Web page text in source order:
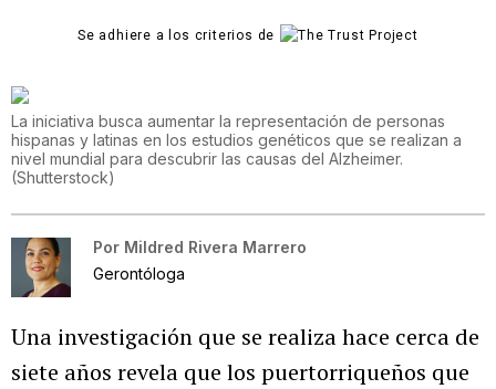
Se adhiere a los criterios de
La iniciativa busca aumentar la representación de personas
hispanas y latinas en los estudios genéticos que se realizan a
nivel mundial para descubrir las causas del Alzheimer.
(Shutterstock)
Por Mildred Rivera Marrero
Gerontóloga
Una investigación que se realiza hace cerca de
siete años revela que los puertorriqueños que